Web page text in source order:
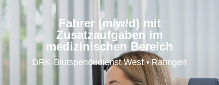
Fahrer (m/w/d) mit
Zusatzaufgaben im
medizinischen Bereich
DRK-Blutspendedienst West • Ratingen